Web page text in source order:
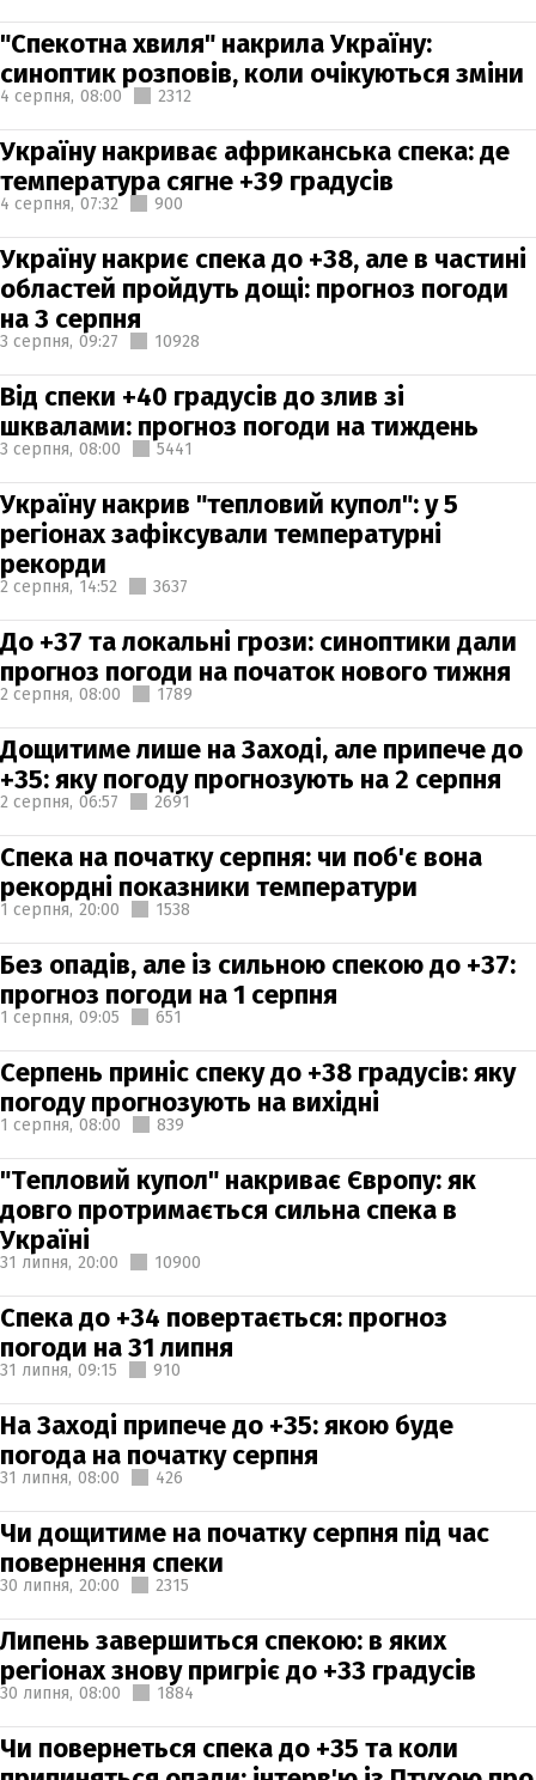
"Спекотна хвиля" накрила Україну:
синоптик розповів, коли очікуються зміни
4 серпня, 08:00 2312
Україну накриває африканська спека: де
температура сягне +39 градусів
4 серпня, 07:32 900
Україну накриє спека до +38, але в частині
областей пройдуть дощі: прогноз погоди
на 3 серпня
3 серпня, 09:27 10928
Від спеки +40 градусів до злив зі
шквалами: прогноз погоди на тиждень
3 серпня, 08:00 5441
Україну накрив "тепловий купол": у 5
регіонах зафіксували температурні
рекорди
2 серпня, 14:52 3637
До +37 та локальні грози: синоптики дали
прогноз погоди на початок нового тижня
2 серпня, 08:00 1789
Дощитиме лише на Заході, але припече до
+35: яку погоду прогнозують на 2 серпня
2 серпня, 06:57 2691
Спека на початку серпня: чи поб'є вона
рекордні показники температури
1 серпня, 20:00 1538
Без опадів, але із сильною спекою до +37:
прогноз погоди на 1 серпня
1 серпня, 09:05 651
Серпень приніс спеку до +38 градусів: яку
погоду прогнозують на вихідні
1 серпня, 08:00 839
"Тепловий купол" накриває Європу: як
довго протримається сильна спека в
Україні
31 липня, 20:00 10900
Спека до +34 повертається: прогноз
погоди на 31 липня
31 липня, 09:15 910
На Заході припече до +35: якою буде
погода на початку серпня
31 липня, 08:00 426
Чи дощитиме на початку серпня під час
повернення спеки
30 липня, 20:00 2315
Липень завершиться спекою: в яких
регіонах знову пригріє до +33 градусів
30 липня, 08:00 1884
Чи повернеться спека до +35 та коли